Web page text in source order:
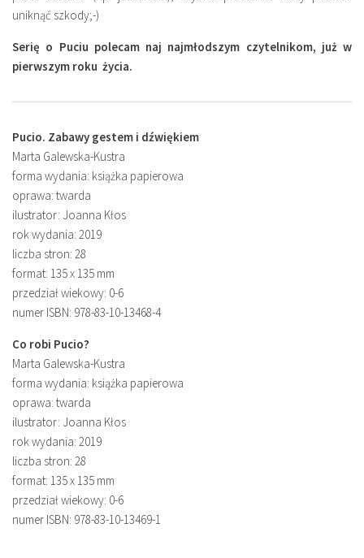
uniknąć szkody;-)
Serię o Puciu polecam naj najmłodszym czytelnikom, już w
pierwszym roku życia.
Pucio. Zabawy gestem i dźwiękiem
Marta Galewska-Kustra
forma wydania: książka papierowa
oprawa: twarda
ilustrator: Joanna Kłos
rok wydania: 2019
liczba stron: 28
format: 135 x 135 mm
przedział wiekowy: 0-6
numer ISBN: 978-83-10-13468-4
Co robi Pucio?
Marta Galewska-Kustra
forma wydania: książka papierowa
oprawa: twarda
ilustrator: Joanna Kłos
rok wydania: 2019
liczba stron: 28
format: 135 x 135 mm
przedział wiekowy: 0-6
numer ISBN: 978-83-10-13469-1